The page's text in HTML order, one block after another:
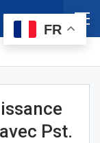
Pst.
FR